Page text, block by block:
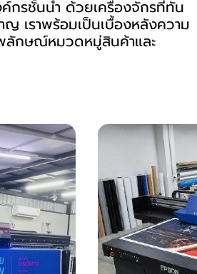
กรชั้นนำ ด้วยเครื่องจักรที่ทัน
เราพร้อมเป็นเบื้องหลังความ
พลักษณ์หมวดหมู่สินค้าและ